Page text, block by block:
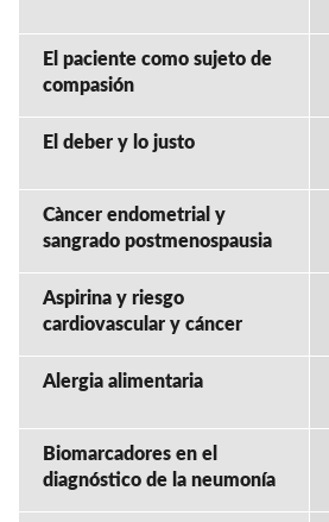
El paciente como sujeto de
compasión
El deber y lo justo
Càncer endometrial y
sangrado postmenospausia
Aspirina y riesgo
cardiovascular y cáncer
Alergia alimentaria
Biomarcadores en el
diagnóstico de la neumonía